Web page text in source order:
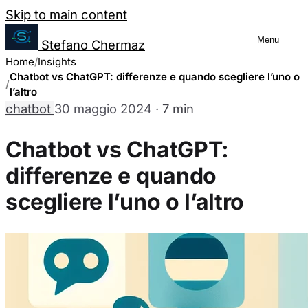
Salta al contenuto
Skip to main content
Stefano Chermaz
Menu
Home Insights
Chatbot vs ChatGPT: differenze e quando scegliere l’uno o
l’altro
chatbot 30 maggio 2024 · 7 min
Chatbot vs ChatGPT:
differenze e quando
scegliere l’uno o l’altro
Gestione Preferenze Cookie
Puoi scegliere di abilitare o disabilitare
Cookie Necessari
Sempre abilitati
Questi cookie sono essenziali per il funzionamento del
servizi.
Cookie Analytics